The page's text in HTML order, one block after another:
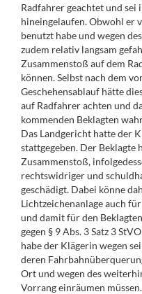
Radfahrer geachtet und sei
hineingelaufen. Obwohl er
benutzt habe und wegen
zudem relativ langsam
Zusammenstoß auf dem
können. Selbst nach dem
Geschehensablauf hätte
auf Radfahrer achten und
kommenden Beklagten
Das Landgericht hatte der
stattgegeben. Der Beklagte
Zusammenstoß,
rechtswidriger und
geschädigt. Dabei könne
Lichtzeichenanlage auch
und damit für den
gegen § 9 Abs. 3 Satz 3
habe der Klägerin wegen
deren
Ort und wegen des
Vorrang einräumen